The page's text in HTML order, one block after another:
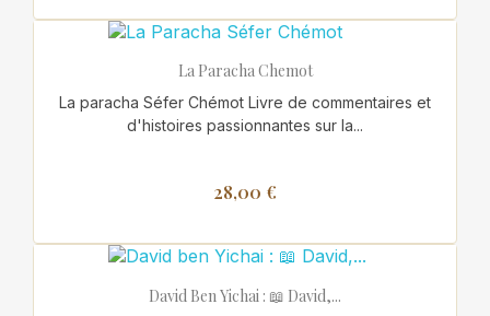
La Paracha Chemot
La paracha Séfer Chémot Livre de commentaires et
d'histoires passionnantes sur la...
28,00 €
David Ben Yichai : 📖 David,...